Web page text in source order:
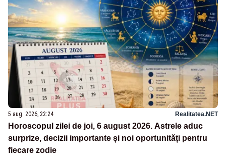
5 aug. 2026, 22:24 Realitatea.NET
Horoscopul zilei de joi, 6 august 2026. Astrele aduc
surprize, decizii importante și noi oportunități pentru
fiecare zodie